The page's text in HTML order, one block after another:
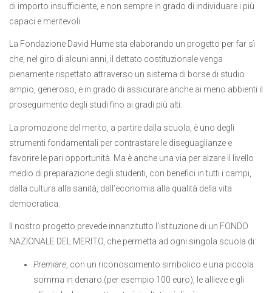
di importo insufficiente, e non sempre in grado di individuare i più
capaci e meritevoli.
La Fondazione David Hume sta elaborando un progetto per far sì
che, nel giro di alcuni anni, il dettato costituzionale venga
pienamente rispettato attraverso un sistema di borse di studio
ampio, generoso, e in grado di assicurare anche ai meno abbienti il
proseguimento degli studi fino ai gradi più alti.
La promozione del merito, a partire dalla scuola, è uno degli
strumenti fondamentali per contrastare le diseguaglianze e
favorire le pari opportunità. Ma è anche una via per alzare il livello
medio di preparazione degli studenti, con benefici in tutti i campi,
dalla cultura alla sanità, dall’economia alla qualità della vita
democratica.
Il nostro progetto prevede innanzitutto l’istituzione di un FONDO
NAZIONALE DEL MERITO, che permetta ad ogni singola scuola di:
Premiare , con un riconoscimento simbolico e una piccola
somma in denaro (per esempio 100 euro), le allieve e gli